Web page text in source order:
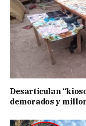
Desarticulan
demorados y